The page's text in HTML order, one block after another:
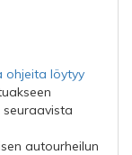
ohjeita löytyy
autourheilun